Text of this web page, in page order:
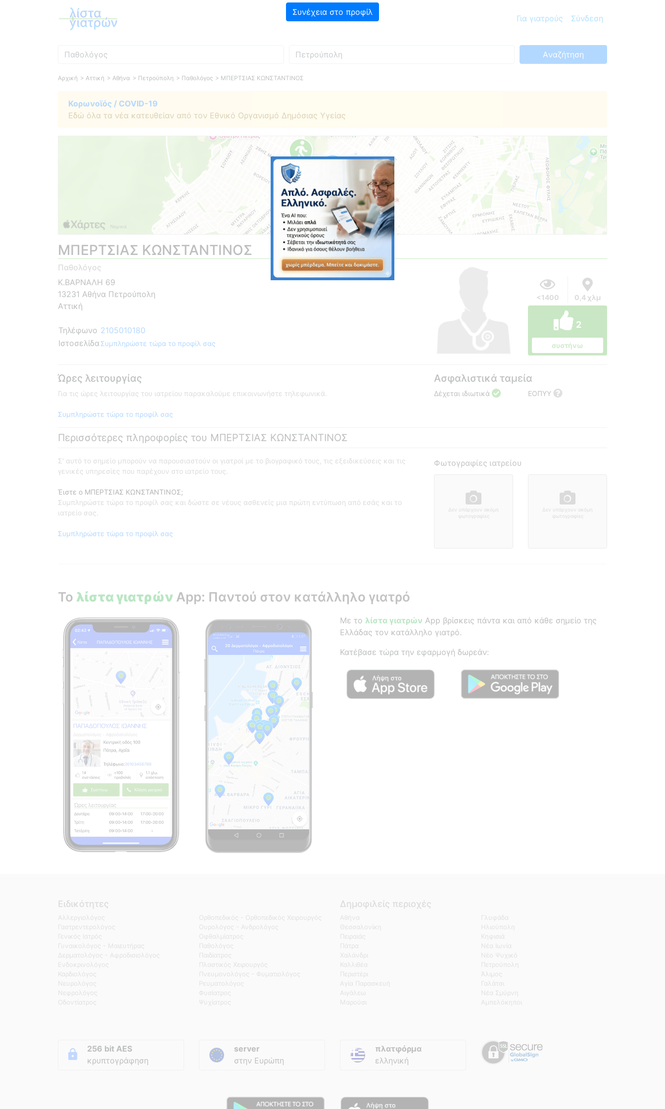
Για γιατρούς Σύνδεση
Συνέχεια στο προφίλ
Ειδικότητα Πού Aναζήτηση
Αρχική > Αττική > Αθήνα > Πετρούπολη > Παθολόγος > ΜΠΕΡΤΣΙΑΣ ΚΩΝΣΤΑΝΤΙΝΟΣ
Κορωνοϊός / COVID-19
Εδώ όλα τα νέα κατευθείαν από τον Εθνικό Οργανισμό Δημόσιας Υγείας
ΜΠΕΡΤΣΙΑΣ ΚΩΝΣΤΑΝΤΙΝΟΣ
Παθολόγος
Κ.ΒΑΡΝΑΛΗ 69
13231 Αθήνα Πετρούπολη
Αττική
Τηλέφωνο 2105010180
Ιστοσελίδα Συμπληρώστε τώρα το προφίλ σας
<1400 0,4 χλμ
2
συστήνω
Ώρες λειτουργίας
Για τις ώρες λειτουργίας του ιατρείου παρακαλούμε επικοινωνήστε τηλεφωνικά.
Συμπληρώστε τώρα το προφίλ σας
Ασφαλιστικά ταμεία
Δέχεται ιδιωτικά ΕΟΠΥΥ
Περισσότερες πληροφορίες του ΜΠΕΡΤΣΙΑΣ ΚΩΝΣΤΑΝΤΙΝΟΣ
Σ' αυτό το σημείο μπορούν να παρουσιαστούν οι γιατροί με το βιογραφικό τους, τις εξειδικεύσεις και τις
γενικές υπηρεσίες που παρέχουν στο ιατρείο τους.
Έιστε ο ΜΠΕΡΤΣΙΑΣ ΚΩΝΣΤΑΝΤΙΝΟΣ;
Συμπληρώστε τώρα το προφίλ σας και δώστε σε νέους ασθενείς μια πρώτη εντύπωση από εσάς και το
ιατρείο σας.
Συμπληρώστε τώρα το προφίλ σας
Φωτογραφίες ιατρείου
Δεν υπάρχουν ακόμη
φωτογραφίες
Δεν υπάρχουν ακόμη
φωτογραφίες
Το λίστα γιατρών App: Παντού στον κατάλληλο γιατρό
Με το λίστα γιατρών App βρίσκεις πάντα και από κάθε σημείο της
Ελλάδας τον κατάλληλο γιατρό.
Κατέβασε τώρα την εφαρμογή δωρεάν:
Ειδικότητες
Αλλεργιολόγος
Γαστρεντερολόγος
Γενικός Ιατρός
Γυναικολόγος - Μαιευτήρας
Δερματολόγος - Αφροδισιολόγος
Ενδοκρινολόγος
Καρδιολόγος
Νευρολόγος
Νεφρολόγος
Οδοντίατρος
Ορθοπεδικός - Ορθοπεδικός Χειρουργός
Ουρολόγος - Ανδρολόγος
Οφθαλμίατρος
Παθολόγος
Παιδίατρος
Πλαστικός Χειρουργός
Πνευμονολόγος - Φυματιολόγος
Ρευματολόγος
Φυσίατρος
Ψυχίατρος
Δημοφιλείς περιοχές
Αθήνα
Θεσσαλονίκη
Πειραιάς
Πάτρα
Χαλάνδρι
Καλλιθέα
Περιστέρι
Αγία Παρασκευή
Αιγάλεω
Μαρούσι
Γλυφάδα
Ηλιούπολη
Κηφισιά
Νέα Ιωνία
Νέο Ψυχικό
Πετρούπολη
Άλιμος
Γαλάτσι
Νέα Σμύρνη
Αμπελόκηποι
256 bit AES
κρυπτογράφηση
server
στην Ευρώπη
πλατφόρμα
ελληνική